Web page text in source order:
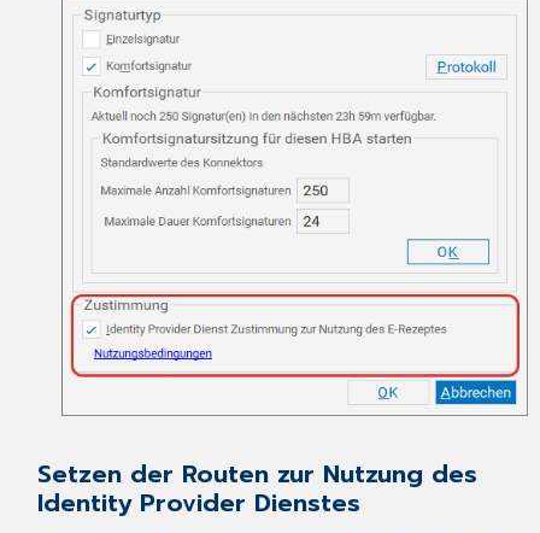
Setzen der Routen zur Nutzung des
Identity Provider Dienstes